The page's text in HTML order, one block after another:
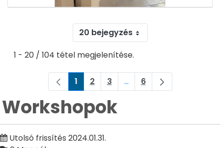
20 bejegyzés
1 - 20 / 104 tétel megjelenítése.
Oldal
1 Oldal
2 Oldal
3 ...Köztes oldalak
Oldal
6
Workshopok
Utolsó frissítés 2024.01.31.